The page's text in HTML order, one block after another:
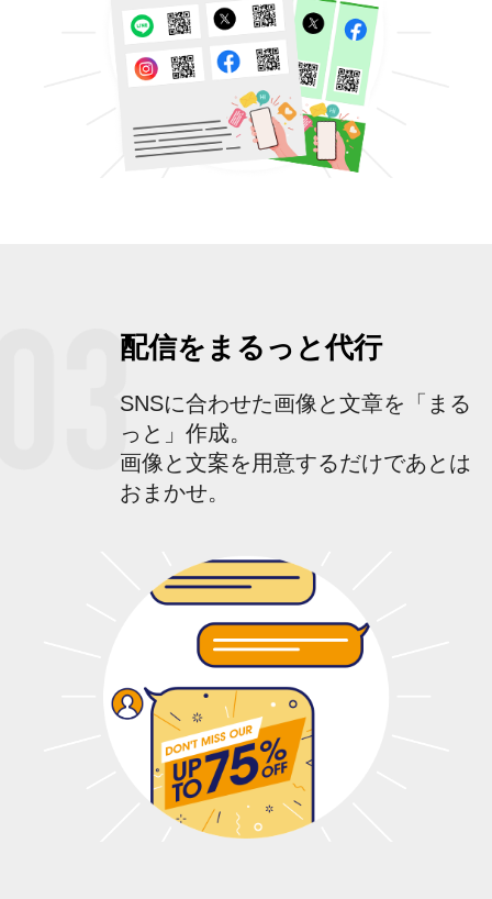
配信をまるっと代行
SNSに合わせた画像と文章を「まる
っと」作成。
画像と文案を用意するだけであとは
おまかせ。